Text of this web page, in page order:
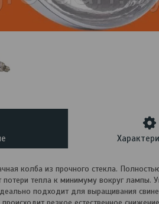
колба из прочного стекла.
тепла к минимуму вокруг лампы.
подходит для выращивания